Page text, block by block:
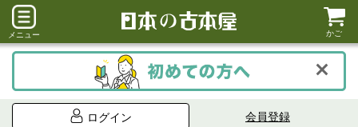
メニュー かご
ログイン 会員登録